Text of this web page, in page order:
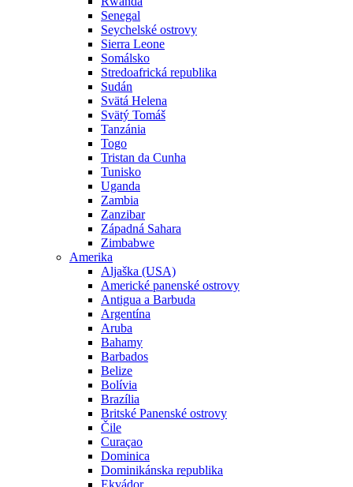
Senegal
Seychelské ostrovy
Sierra Leone
Somálsko
Stredoafrická republika
Sudán
Svätá Helena
Svätý Tomáš
Tanzánia
Togo
Tristan da Cunha
Tunisko
Uganda
Zambia
Zanzibar
Západná Sahara
Zimbabwe
Amerika
Aljaška (USA)
Americké panenské ostrovy
Antigua a Barbuda
Argentína
Aruba
Bahamy
Barbados
Belize
Bolívia
Brazília
Britské Panenské ostrovy
Čile
Curaçao
Dominica
Dominikánska republika
Ekvádor